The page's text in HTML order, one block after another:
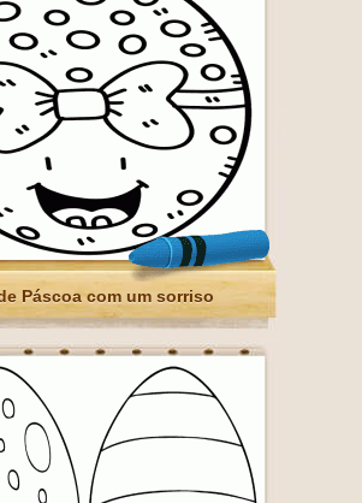
Páscoa com um sorriso